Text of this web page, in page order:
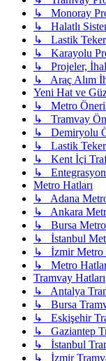
↳ Monoray
↳ Halatlı
↳ Lastik
↳ Karayolu
↳ Projeler,
↳ Araç Alım
Yeni Hat ve
↳ Metro
↳ Tramvay
↳ Demiryolu
↳ Lastik
↳ Kent İçi
↳
Metro Hatları
↳ Adana
↳ Ankara
↳ Bursa Metro
↳ İstanbul
↳ İzmir Metro
↳ Metro
Tramvay Hatları
↳ Antalya
↳ Bursa
↳ Eskişehir
↳ Gaziantep
↳ İstanbul
↳ İzmir